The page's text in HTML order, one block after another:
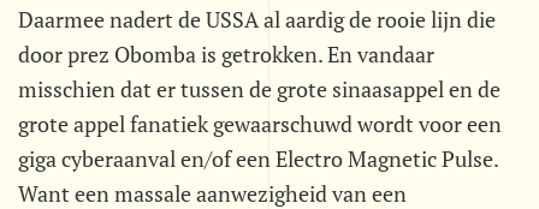
Daarmee nadert de USSA al aardig de rooie lijn die
door prez Obomba is getrokken. En vandaar
misschien dat er tussen de grote sinaasappel en de
grote appel fanatiek gewaarschuwd wordt voor een
giga cyberaanval en/of een Electro Magnetic Pulse.
Want een massale aanwezigheid van een